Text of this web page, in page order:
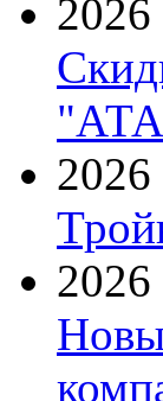
2026
2026
2026